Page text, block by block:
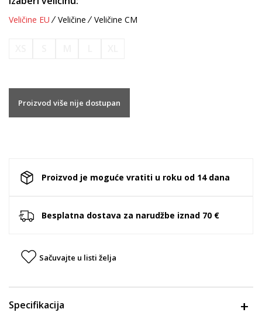
Veličine EU Veličine Veličine CM
Proizvod više nije dostupan
Proizvod je moguće vratiti u roku od 14 dana
Besplatna dostava za narudžbe iznad 70 €
Sačuvajte u listi želja
Specifikacija